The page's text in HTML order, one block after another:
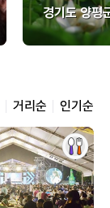
경기도 양평
거리순 인기순